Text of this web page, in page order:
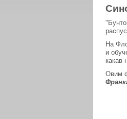
На
и
какав
Овим